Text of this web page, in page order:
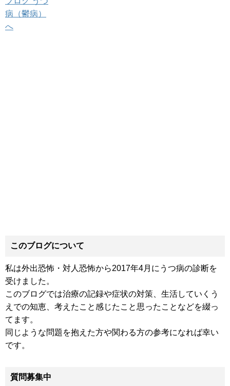
このブログについて
私は外出恐怖・対人恐怖から2017年4月にうつ病の診断を
受けました。
このブログでは治療の記録や症状の対策、生活していくう
えでの知恵、考えたこと感じたこと思ったことなどを綴っ
てます。
同じような問題を抱えた方や関わる方の参考になれば幸い
です。
質問募集中